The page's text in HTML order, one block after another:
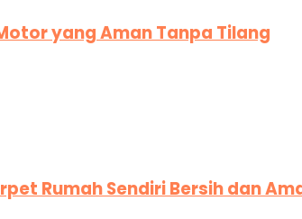
yang Aman Tanpa Tilang
Rumah Sendiri Bersih dan